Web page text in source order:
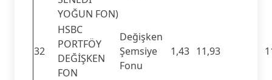
YOĞUN FON)
32
HSBC
PORTFÖY
DEĞİŞKEN
FON
Değişken
Şemsiye
Fonu
1,43 11,93